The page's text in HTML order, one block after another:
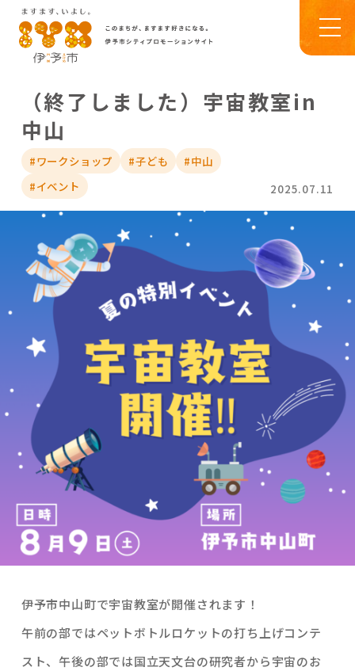
（終了しました）宇宙教室in
中山
#ワークショップ #子ども
#中山
#イベント
2025.07.11
伊予市中山町で宇宙教室が開催されます！
午前の部ではペットボトルロケットの打ち上げコンテ
スト、午後の部では国立天文台の研究者から宇宙のお